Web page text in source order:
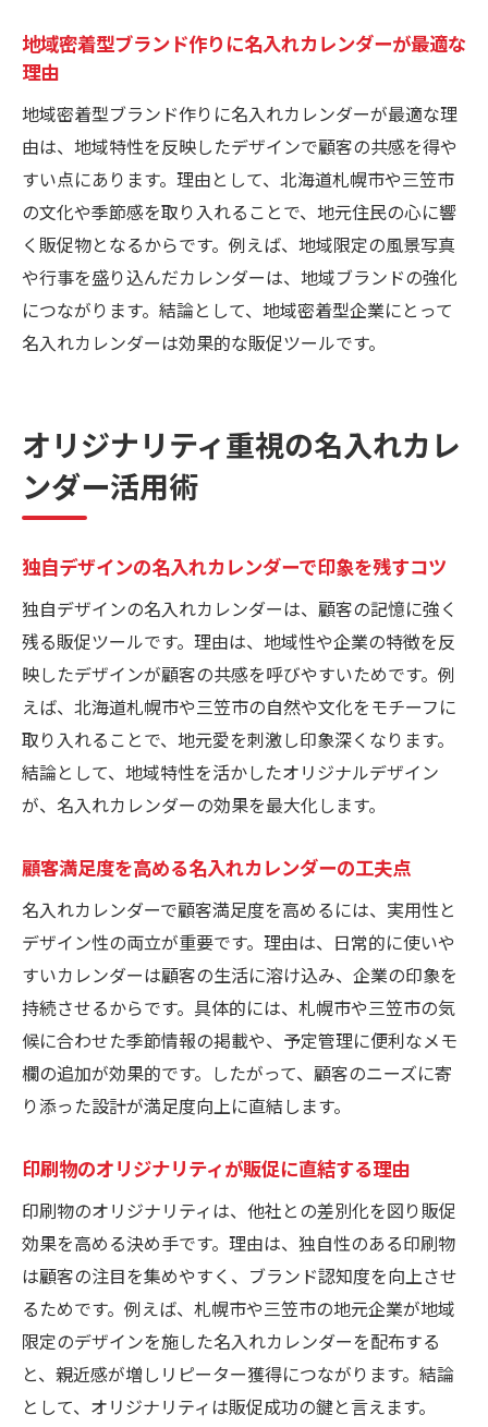
地域密着型ブランド作りに名入れカレンダーが最適な
理由
地域密着型ブランド作りに名入れカレンダーが最適な理
由は、地域特性を反映したデザインで顧客の共感を得や
すい点にあります。理由として、北海道札幌市や三笠市
の文化や季節感を取り入れることで、地元住民の心に響
く販促物となるからです。例えば、地域限定の風景写真
や行事を盛り込んだカレンダーは、地域ブランドの強化
につながります。結論として、地域密着型企業にとって
名入れカレンダーは効果的な販促ツールです。
オリジナリティ重視の名入れカレ
ンダー活用術
独自デザインの名入れカレンダーで印象を残すコツ
独自デザインの名入れカレンダーは、顧客の記憶に強く
残る販促ツールです。理由は、地域性や企業の特徴を反
映したデザインが顧客の共感を呼びやすいためです。例
えば、北海道札幌市や三笠市の自然や文化をモチーフに
取り入れることで、地元愛を刺激し印象深くなります。
結論として、地域特性を活かしたオリジナルデザイン
が、名入れカレンダーの効果を最大化します。
顧客満足度を高める名入れカレンダーの工夫点
名入れカレンダーで顧客満足度を高めるには、実用性と
デザイン性の両立が重要です。理由は、日常的に使いや
すいカレンダーは顧客の生活に溶け込み、企業の印象を
持続させるからです。具体的には、札幌市や三笠市の気
候に合わせた季節情報の掲載や、予定管理に便利なメモ
欄の追加が効果的です。したがって、顧客のニーズに寄
り添った設計が満足度向上に直結します。
印刷物のオリジナリティが販促に直結する理由
印刷物のオリジナリティは、他社との差別化を図り販促
効果を高める決め手です。理由は、独自性のある印刷物
は顧客の注目を集めやすく、ブランド認知度を向上させ
るためです。例えば、札幌市や三笠市の地元企業が地域
限定のデザインを施した名入れカレンダーを配布する
と、親近感が増しリピーター獲得につながります。結論
として、オリジナリティは販促成功の鍵と言えます。